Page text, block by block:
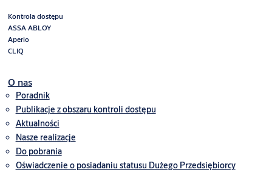
Kontrola dostępu
ASSA ABLOY
Aperio
CLIQ
O nas
Poradnik
Publikacje z obszaru kontroli dostępu
Aktualności
Nasze realizacje
Do pobrania
Oświadczenie o posiadaniu statusu Dużego Przedsiębiorcy